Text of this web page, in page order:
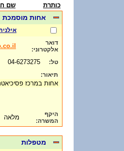
כותרת שם
אחות מוסמכת
דואר
אלקטרוני:
טל:
תיאור:
אחות במרכז
היקף
המשרה:
מלאה
מטפלות